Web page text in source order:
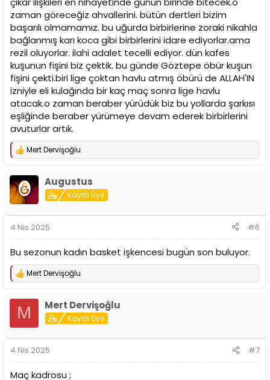
zaman göreceğiz ahvallerini. bütün dertleri bizim
başarılı olmamamız. bu uğurda birbirlerine zoraki nikahla
bağlanmış karı koca gibi birbirlerini idare ediyorlar.ama
rezil oluyorlar. ilahi adalet tecelli ediyor. dün kafes
kuşunun fişini biz çektik. bu günde Göztepe öbür kuşun
fişini çekti.biri lige çoktan havlu atmış öbürü de ALLAH'IN
izniyle eli kulağında bir kaç maç sonra lige havlu
atacak.o zaman beraber yürüdük biz bu yollarda şarkısı
eşliğinde beraber yürümeye devam ederek birbirlerini
avuturlar artık.
T
p
k
i
l
:
Mert Dervişoğlu
Augustus
Kayıtlı Üye
4 Nis 2025 #6
Bu sezonun kadın basket işkencesi bugün son buluyor.
T
:
Mert Dervişoğlu
M Mert Dervişoğlu
Kayıtlı Üye
4 Nis 2025 #7
Maç kadrosu ;